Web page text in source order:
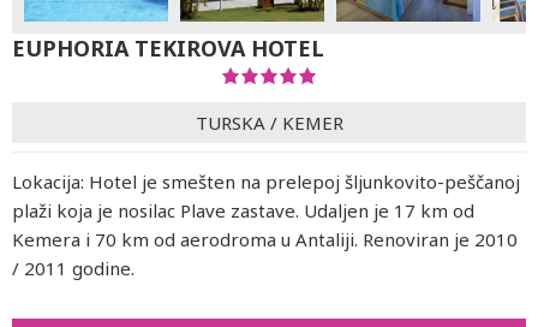
EUPHORIA TEKIROVA HOTEL
TURSKA / KEMER
Lokacija: Hotel je smešten na prelepoj šljunkovito-peščanoj
plaži koja je nosilac Plave zastave. Udaljen je 17 km od
Kemera i 70 km od aerodroma u Antaliji. Renoviran je 2010
/ 2011 godine.